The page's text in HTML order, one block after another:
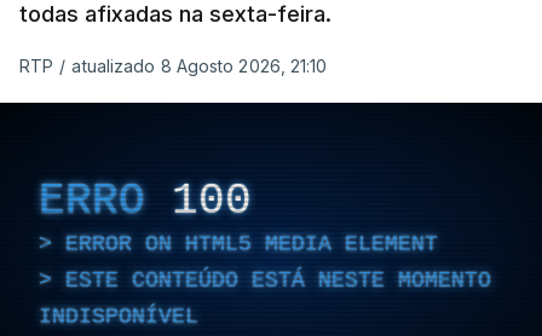
todas afixadas na sexta-feira.
RTP / atualizado 8 Agosto 2026, 21:10
ERRO 100
ERROR ON HTML5 MEDIA ELEMENT
ESTE CONTEÚDO ESTÁ NESTE MOMENTO
INDISPONÍVEL